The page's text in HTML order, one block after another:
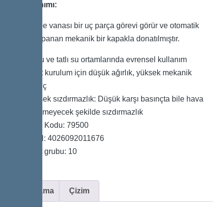
Ürün Tanımı:
Boru klape vanası bir uç parça görevi görür ve otomatik
olarak kapanan mekanik bir kapakla donatılmıştır.
Tuzlu ve tatlı su ortamlarında evrensel kullanım
Basit kurulum için düşük ağırlık, yüksek mekanik
direnç
Yüksek sızdırmazlık: Düşük karşı basınçta bile hava
geçirmeyecek şekilde sızdırmazlık
Ürün Kodu: 79500
GTIN: 4026092011676
Fiyat grubu: 10
Açıklama Çizim